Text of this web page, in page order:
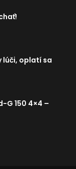
lúči, oplatí sa
G 150 4×4 –